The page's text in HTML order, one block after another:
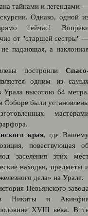
тайнами и легендами
Однако, одной
сейчас!
от "старшей сестры"
падающая, а
построили
одним из
Урала высотою 64
Соборе были
края, где
повествующая
заселения этих
находки, предметы
дела» на Урале.
Невьянского
Никиты и
XVIII века. В